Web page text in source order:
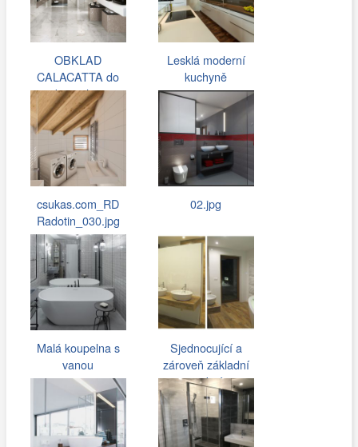
OBKLAD
CALACATTA do
koupelny
Lesklá moderní
kuchyně
csukas.com_RD
Radotin_030.jpg
02.jpg
Malá koupelna s
vanou
Sjednocující a
zároveň základní
stavební…